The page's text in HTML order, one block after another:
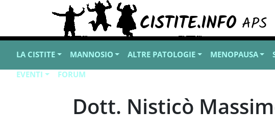
LA CISTITE MANNOSIO ALTRE PATOLOGIE MENOPAUSA
EVENTI
FORUM
Dott. Nisticò